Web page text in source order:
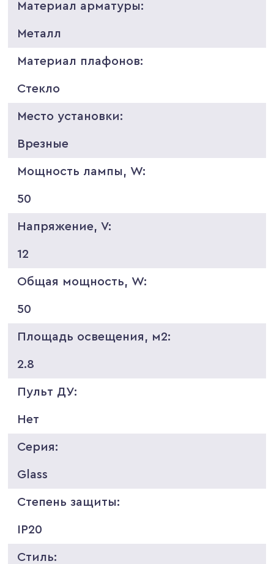
Материал арматуры:
Металл
Материал плафонов:
Стекло
Место установки:
Врезные
Мощность лампы, W:
50
Напряжение, V:
12
Общая мощность, W:
50
Площадь освещения, м2:
2.8
Пульт ДУ:
Нет
Серия:
Glass
Степень защиты:
IP20
Стиль: